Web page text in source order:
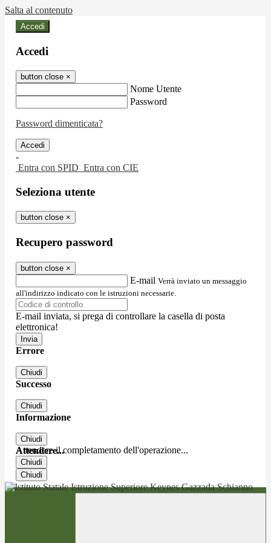
Salta al contenuto
Accedi
Accedi
button close ×
Nome Utente
Password
Password dimenticata?
-
Entra con SPID Entra con CIE
Seleziona utente
button close ×
Recupero password
button close ×
E-mail Verrà inviato un messaggio
all'indirizzo indicato con le istruzioni necessarie.
E-mail inviata, si prega di controllare la casella di posta
elettronica!
Errore
Chiudi
Successo
Chiudi
Informazione
Chiudi
Attendere...
Attendere il completamento dell'operazione...
Chiudi
Chiudi